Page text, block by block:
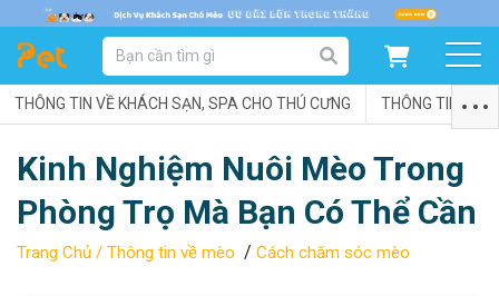
DANH MỤC SẢN PHẨM
SẢN PHẨM DÀNH CHO MÈO SẢN PHẨM DÀNH CHO CHÓ
SẨN PHẨM THEO THƯƠNG HIỆU
THÔNG TIN VỀ KHÁCH SẠN, SPA CHO THÚ CƯNG THÔNG TIN VỀ
Kinh Nghiệm Nuôi Mèo Trong
Phòng Trọ Mà Bạn Có Thể Cần
Trang Chủ / Thông tin về mèo / Cách chăm sóc mèo